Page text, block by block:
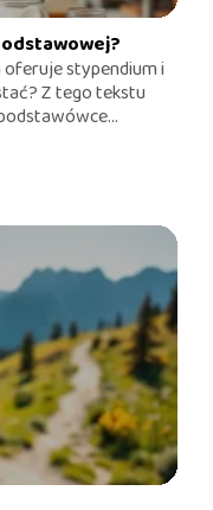
stypendium i
Z tego tekstu